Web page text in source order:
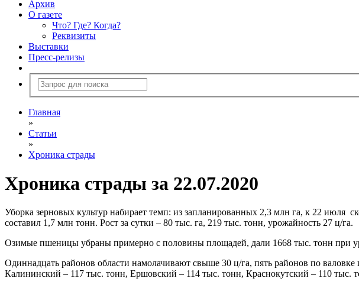
Архив
О газете
Что? Где? Когда?
Реквизиты
Выставки
Пресс-релизы
Главная
»
Статьи
»
Хроника страды
Хроника страды за 22.07.2020
Уборка зерновых культур набирает темп: из запланированных 2,3 млн га, к 22 июля
составил 1,7 млн тонн. Рост за сутки – 80 тыс. га, 219 тыс. тонн, урожайность 27 ц/га.
Озимые пшеницы убраны примерно с половины площадей, дали 1668 тыс. тонн при
Одиннадцать районов области намолачивают свыше 30 ц/га, пять районов по
Калининский – 117 тыс. тонн, Ершовский – 114 тыс. тонн, Краснокутский – 110